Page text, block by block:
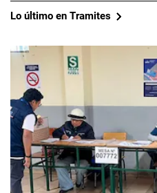
Lo último en Tramites